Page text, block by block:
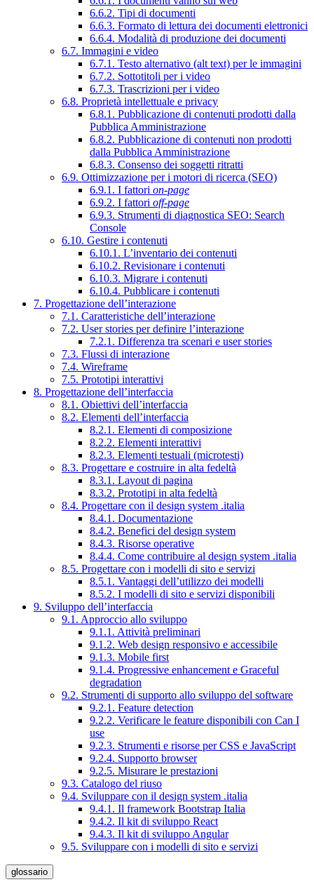
6.6.2. Tipi di documenti
6.6.3. Formato di lettura dei documenti elettronici
6.6.4. Modalità di produzione dei documenti
6.7. Immagini e video
6.7.1. Testo alternativo (alt text) per le immagini
6.7.2. Sottotitoli per i video
6.7.3. Trascrizioni per i video
6.8. Proprietà intellettuale e privacy
6.8.1. Pubblicazione di contenuti prodotti dalla
Pubblica Amministrazione
6.8.2. Pubblicazione di contenuti non prodotti
dalla Pubblica Amministrazione
6.8.3. Consenso dei soggetti ritratti
6.9. Ottimizzazione per i motori di ricerca (SEO)
6.9.1. I fattori on-page
6.9.2. I fattori off-page
6.9.3. Strumenti di diagnostica SEO: Search
Console
6.10. Gestire i contenuti
6.10.1. L’inventario dei contenuti
6.10.2. Revisionare i contenuti
6.10.3. Migrare i contenuti
6.10.4. Pubblicare i contenuti
7. Progettazione dell’interazione
7.1. Caratteristiche dell’interazione
7.2. User stories per definire l’interazione
7.2.1. Differenza tra scenari e user stories
7.3. Flussi di interazione
7.4. Wireframe
7.5. Prototipi interattivi
8. Progettazione dell’interfaccia
8.1. Obiettivi dell’interfaccia
8.2. Elementi dell’interfaccia
8.2.1. Elementi di composizione
8.2.2. Elementi interattivi
8.2.3. Elementi testuali (microtesti)
8.3. Progettare e costruire in alta fedeltà
8.3.1. Layout di pagina
8.3.2. Prototipi in alta fedeltà
8.4. Progettare con il design system .italia
8.4.1. Documentazione
8.4.2. Benefici del design system
8.4.3. Risorse operative
8.4.4. Come contribuire al design system .italia
8.5. Progettare con i modelli di sito e servizi
8.5.1. Vantaggi dell’utilizzo dei modelli
8.5.2. I modelli di sito e servizi disponibili
9. Sviluppo dell’interfaccia
9.1. Approccio allo sviluppo
9.1.1. Attività preliminari
9.1.2. Web design responsivo e accessibile
9.1.3. Mobile first
9.1.4. Progressive enhancement e Graceful
degradation
9.2. Strumenti di supporto allo sviluppo del software
9.2.1. Feature detection
9.2.2. Verificare le feature disponibili con Can I
use
9.2.3. Strumenti e risorse per CSS e JavaScript
9.2.4. Supporto browser
9.2.5. Misurare le prestazioni
9.3. Catalogo del riuso
9.4. Sviluppare con il design system .italia
9.4.1. Il framework Bootstrap Italia
9.4.2. Il kit di sviluppo React
9.4.3. Il kit di sviluppo Angular
9.5. Sviluppare con i modelli di sito e servizi
glossario